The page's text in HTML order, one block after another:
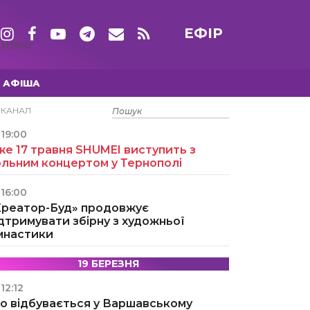
ЕФІР
АФІША
15 ТРАВНЯ
19:00
17 травня SHUMEI виступить з
концертом у Тернополі
16:00
Буд» продовжує
збірну з художньої
19 БЕРЕЗНЯ
12:12
відбувається у Варшавському